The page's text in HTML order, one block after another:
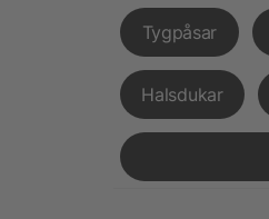
Tygpåsar
Halsdukar